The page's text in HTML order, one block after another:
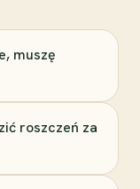
muszę
roszczeń za